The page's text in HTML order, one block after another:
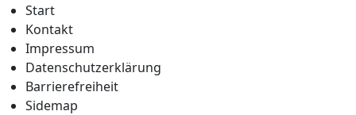
Start
Kontakt
Impressum
Datenschutzerklärung
Barrierefreiheit
Sidemap